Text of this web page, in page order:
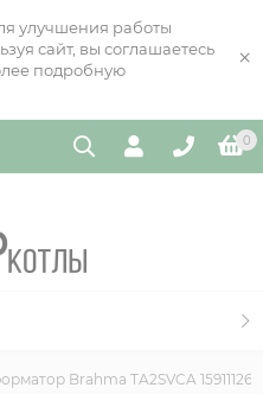
улучшения работы
сайт, вы соглашаетесь
подробную
×
0
Brahma TA2SVCA 15911126